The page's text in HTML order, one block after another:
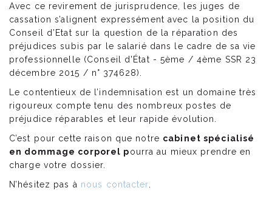
Avec ce revirement de jurisprudence, les juges de
cassation s’alignent expressément avec la position du
Conseil d’Etat sur la question de la réparation des
préjudices subis par le salarié dans le cadre de sa vie
professionnelle (Conseil d'État - 5ème / 4ème SSR 23
décembre 2015 / n° 374628).
Le contentieux de l’indemnisation est un domaine très
rigoureux compte tenu des nombreux postes de
préjudice réparables et leur rapide évolution.
C’est pour cette raison que notre cabinet spécialisé
en dommage corporel pourra au mieux prendre en
charge votre dossier.
N’hésitez pas à nous contacter